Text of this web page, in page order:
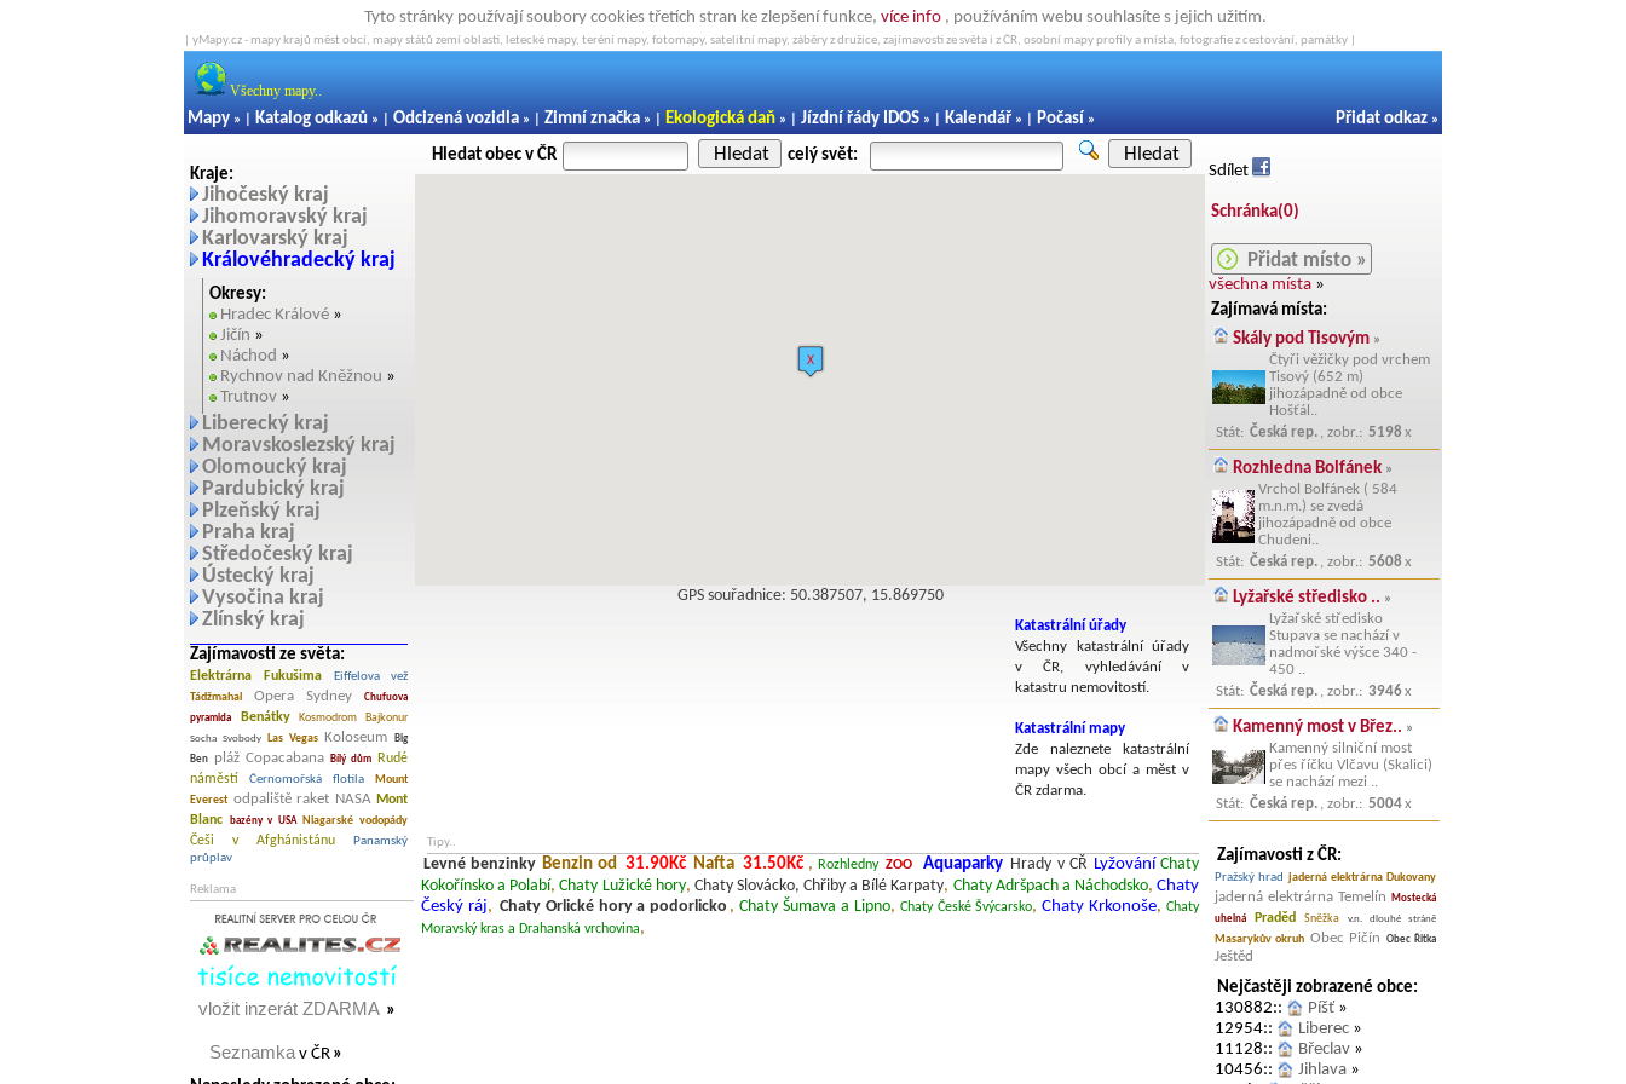
Tyto stránky používají soubory cookies třetích stran ke zlepšení funkce, více info , používáním webu souhlasíte s jejich užitím.
| yMapy.cz - mapy krajů měst obcí, mapy států zemí oblastí, letecké mapy, teréní mapy, fotomapy, satelitní mapy, záběry z družice, zajímavosti ze světa i z ČR, osobní mapy profily a místa, fotografie z cestování, památky |
Všechny mapy..
Mapy » | Katalog odkazů » | Odcizená vozidla » | Zimní značka » | Ekologická daň » | Jízdní řády IDOS » | Kalendář » | Počasí » Přidat odkaz »
Kraje:
Jihočeský kraj
Jihomoravský kraj
Karlovarský kraj
Královéhradecký kraj
Okresy:
Hradec Králové »
Jičín »
Náchod »
Rychnov nad Kněžnou »
Trutnov »
Liberecký kraj
Moravskoslezský kraj
Olomoucký kraj
Pardubický kraj
Plzeňský kraj
Praha kraj
Středočeský kraj
Ústecký kraj
Vysočina kraj
Zlínský kraj
Zajímavosti ze světa:
Elektrárna Fukušima
Eiffelova vež
Tádžmahal
Opera Sydney
Chufuova
pyramida
Benátky Kosmodrom Bajkonur
Socha Svobody Las Vegas Koloseum
Big
Ben
pláž Copacabana Bílý dům
Rudé
náměstí
Černomořská flotila
Mount
Everest odpaliště raket NASA Mont
Blanc
bazény v USA Niagarské vodopády
Češi v Afghánistánu
Panamský
průplav
Reklama
vložit inzerát ZDARMA »
Seznamkav ČR »
Hledat obec v ČR Hledat celý svět: Hledat
GPS souřadnice: 50.387507, 15.869750
Katastrální úřady
Všechny katastrální úřady
v ČR, vyhledávání v
katastru nemovitostí.
Katastrální mapy
Zde naleznete katastrální
mapy všech obcí a měst v
ČR zdarma.
Tipy..
Levné benzinky Benzin od 31.90Kč Nafta 31.50Kč ,Rozhledny ZOO Aquaparky Hrady v CŘ Lyžování Chaty
Kokořínsko a Polabí,Chaty Lužické hory, Chaty Slovácko, Chřiby a Bílé Karpaty, Chaty Adršpach a Náchodsko, Chaty
Český ráj, Chaty Orlické hory a podorlicko ,Chaty Šumava a Lipno, Chaty České Švýcarsko,Chaty Krkonoše, Chaty
Moravský kras a Drahanská vrchovina,
Sdílet
Schránka(0)
Přidat místo »
všechna místa »
Zajímavá místa:
Skály pod Tisovým »
Čtyři věžičky pod vrchem
Tisový (652 m)
jihozápadně od obce
Hošťál..
Stát: Česká rep. , zobr.: 5198 x
Rozhledna Bolfánek »
Vrchol Bolfánek ( 584
m.n.m.) se zvedá
jihozápadně od obce
Chudeni..
Stát: Česká rep. , zobr.: 5608 x
Lyžařské středisko .. »
Lyžařské středisko
Stupava se nachází v
nadmořské výšce 340 -
450 ..
Stát: Česká rep. , zobr.: 3946x
Kamenný most v Břez.. »
Kamenný silniční most
přes říčku Vlčavu (Skalici)
se nachází mezi ..
Stát: Česká rep. , zobr.: 5004x
Zajímavosti z ČR:
Pražský hrad jaderná elektrárna Dukovany
jaderná elektrárna Temelín
Mostecká
uhelná
Praděd Sněžka v.n. dlouhé stráně
Masarykův okruh Obec Pičín Obec Řitka
Ještěd
Nejčastěji zobrazené obce:
130882::
Píšť »
12954::
Liberec »
11128::
Břeclav »
10456::
Jihlava »